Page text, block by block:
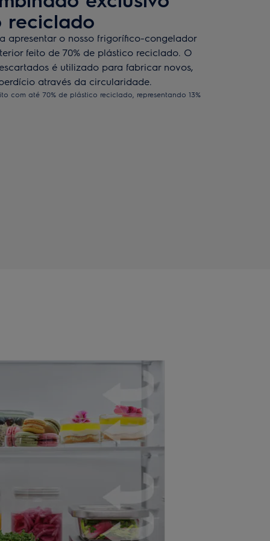
reciclado
apresentar o nosso frigorífico-congelador
feito de 70% de plástico reciclado. O
é utilizado para fabricar novos,
através da circularidade.
com até 70% de plástico reciclado, representando 13%